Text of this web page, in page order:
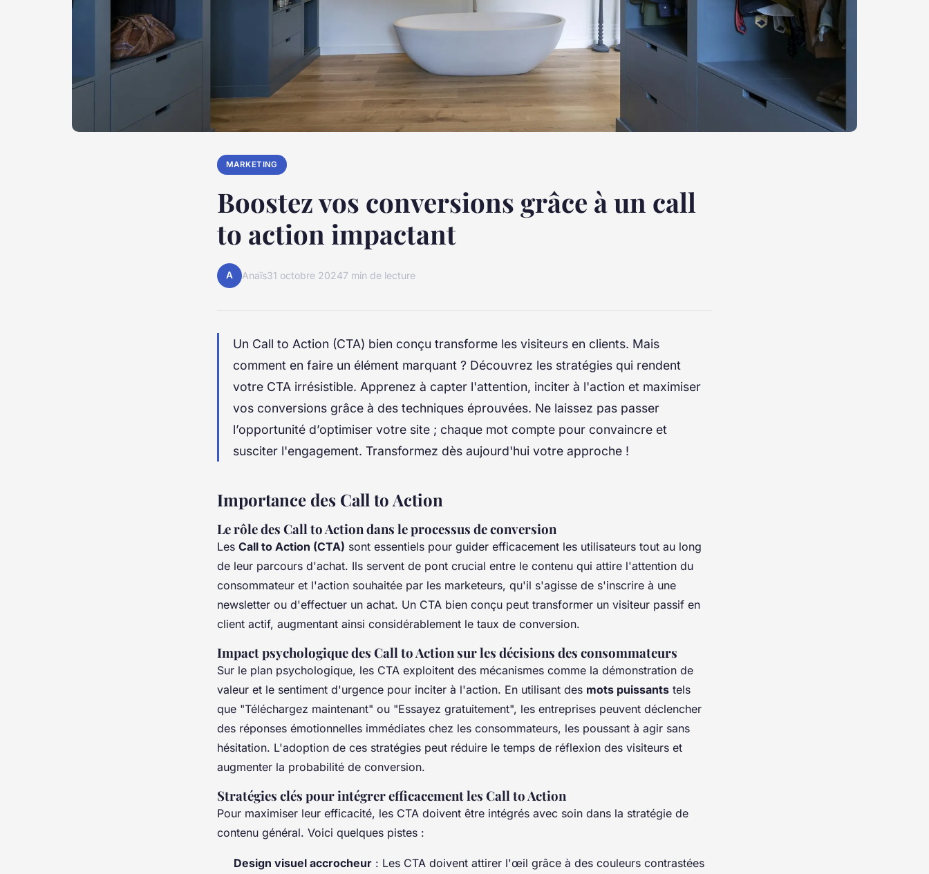
MARKETING
Boostez vos conversions grâce à un call
to action impactant
A Anaïs31 octobre 20247 min de lecture
Un Call to Action (CTA) bien conçu transforme les visiteurs en clients. Mais
comment en faire un élément marquant ? Découvrez les stratégies qui rendent
votre CTA irrésistible. Apprenez à capter l'attention, inciter à l'action et maximiser
vos conversions grâce à des techniques éprouvées. Ne laissez pas passer
l’opportunité d’optimiser votre site ; chaque mot compte pour convaincre et
susciter l'engagement. Transformez dès aujourd'hui votre approche !
Importance des Call to Action
Le rôle des Call to Action dans le processus de conversion
Les Call to Action (CTA) sont essentiels pour guider efficacement les utilisateurs tout au long
de leur parcours d'achat. Ils servent de pont crucial entre le contenu qui attire l'attention du
consommateur et l'action souhaitée par les marketeurs, qu'il s'agisse de s'inscrire à une
newsletter ou d'effectuer un achat. Un CTA bien conçu peut transformer un visiteur passif en
client actif, augmentant ainsi considérablement le taux de conversion.
Impact psychologique des Call to Action sur les décisions des consommateurs
Sur le plan psychologique, les CTA exploitent des mécanismes comme la démonstration de
valeur et le sentiment d'urgence pour inciter à l'action. En utilisant des mots puissants tels
que "Téléchargez maintenant" ou "Essayez gratuitement", les entreprises peuvent déclencher
des réponses émotionnelles immédiates chez les consommateurs, les poussant à agir sans
hésitation. L'adoption de ces stratégies peut réduire le temps de réflexion des visiteurs et
augmenter la probabilité de conversion.
Stratégies clés pour intégrer efficacement les Call to Action
Pour maximiser leur efficacité, les CTA doivent être intégrés avec soin dans la stratégie de
contenu général. Voici quelques pistes :
Design visuel accrocheur : Les CTA doivent attirer l'œil grâce à des couleurs contrastées